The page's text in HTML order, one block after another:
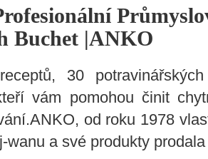
Buchet |ANKO
30
vám pomohou činit
od roku 1978
wanu a své produkty